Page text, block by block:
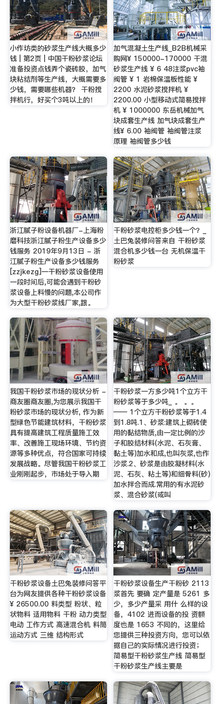
小作坊类的砂浆生产线大概多少
钱 | 第2页 | 中国干粉砂浆论坛
准备投资点钱弄个瓷砖胶，加气
块粘结剂等生产线，大概需要多
少钱，需要哪些机器？ 干粉搅
拌机行，好买个3吨以上的！
加气混凝土生产线_B2B机械采
购网¥ 150000-170000 干混
砂浆生产线 ¥ 6 48注浆pvc袖
阀管 ¥ 1 岩棉保温板性能 ¥
2200 水泥砂浆搅拌机 ¥
2200.00 小型移动式简易搅拌
机 ¥ 1000000 东岳机械加气
块成套生产线 加气块成套生产
线¥ 6.00 袖阀管 袖阀管注浆
原理 袖阀管多少钱
浙江腻子粉设备机器厂-上海粉
磨科技浙江腻子粉生产设备多少
钱服务 2019年9月13日 - 浙
江腻子粉生产设备多少钱服务
[zzjkezg]一干粉砂浆设备使用
一段时间后,可能会遇到干粉砂
浆设备上料慢的问题,本公司作
为大型干粉砂浆线厂家,跟。
干粉砂浆电控柜多少钱一个？_
土巴兔装修问答来自 干粉砂浆
混合机多少钱一台 无机保温干
粉砂浆
我国干粉砂浆市场的现状分析 -
商友圈商友圈,为您展示我国干
粉砂浆市场的现状分析, 作为新
型绿色节能建筑材料，干粉砂浆
具有提高建筑工程质量施工效
率、改善施工现场环境、节约资
源等多种优点，符合国家可持续
发展战略。尽管我国干粉砂浆工
业刚刚起步，市场处于导入期
干粉砂浆一方多少吨1个立方干
粉砂浆等于多少吨_ 。 。。
—— 1个立方干粉砂浆等于1.4
到1.8吨.1、砂浆:建筑上砌砖使
用的黏结物质,由一定比例的沙
子和胶结材料(水泥、石灰膏、
黏土等)加水和成,也叫灰浆,也作
沙浆.2、砂浆是由胶凝材料(水
泥、石灰、粘土等)和细骨料(砂)
加水拌合而成.常用的有水泥砂
浆、混合砂浆(或叫
干粉砂浆设备土巴兔装修问答平
台为网友提供各种干粉砂浆设备
¥ 26500.00 料类型 粉状、粒
状物料 适用物料 干粉 动力类型
电动 工作方式 高速混合机 料筒
运动方式 三维 结构形式
干粉砂浆设备生产干粉砂 2113
浆首先 要确 定产量是 5261 多
少，多少产量采 用什 么样的设
备，4102 进而设备的投 资额
度也是 1653 不同的，这里给
您提供三种投资方向，您可以依
据自己的实际情况进行投资；
简易型干粉砂浆生产线 简易型
干粉砂浆生产线主要是